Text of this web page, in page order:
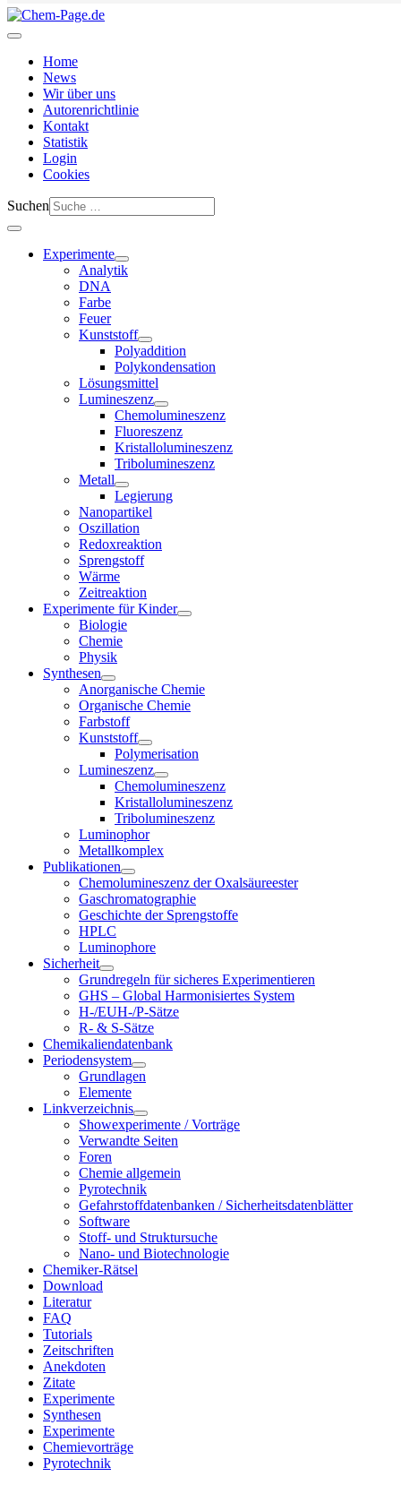
Home
News
Wir über uns
Autorenrichtlinie
Kontakt
Statistik
Login
Cookies
Suchen
Experimente
Analytik
DNA
Farbe
Feuer
Kunststoff
Polyaddition
Polykondensation
Lösungsmittel
Lumineszenz
Chemolumineszenz
Fluoreszenz
Kristallolumineszenz
Tribolumineszenz
Metall
Legierung
Nanopartikel
Oszillation
Redoxreaktion
Sprengstoff
Wärme
Zeitreaktion
Experimente für Kinder
Biologie
Chemie
Physik
Synthesen
Anorganische Chemie
Organische Chemie
Farbstoff
Kunststoff
Polymerisation
Lumineszenz
Chemolumineszenz
Kristallolumineszenz
Tribolumineszenz
Luminophor
Metallkomplex
Publikationen
Chemolumineszenz der Oxalsäureester
Gaschromatographie
Geschichte der Sprengstoffe
HPLC
Luminophore
Sicherheit
Grundregeln für sicheres Experimentieren
GHS – Global Harmonisiertes System
H-/EUH-/P-Sätze
R- & S-Sätze
Chemikaliendatenbank
Periodensystem
Grundlagen
Elemente
Linkverzeichnis
Showexperimente / Vorträge
Verwandte Seiten
Foren
Chemie allgemein
Pyrotechnik
Gefahrstoffdatenbanken / Sicherheitsdatenblätter
Software
Stoff- und Struktursuche
Nano- und Biotechnologie
Chemiker-Rätsel
Download
Literatur
FAQ
Tutorials
Zeitschriften
Anekdoten
Zitate
Experimente
Synthesen
Experimente
Chemievorträge
Pyrotechnik